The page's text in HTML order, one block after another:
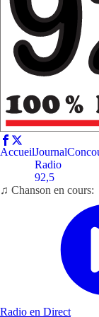
AccueilJournal
Radio
92,5
♫ Chanson en cours:
Radio en Direct